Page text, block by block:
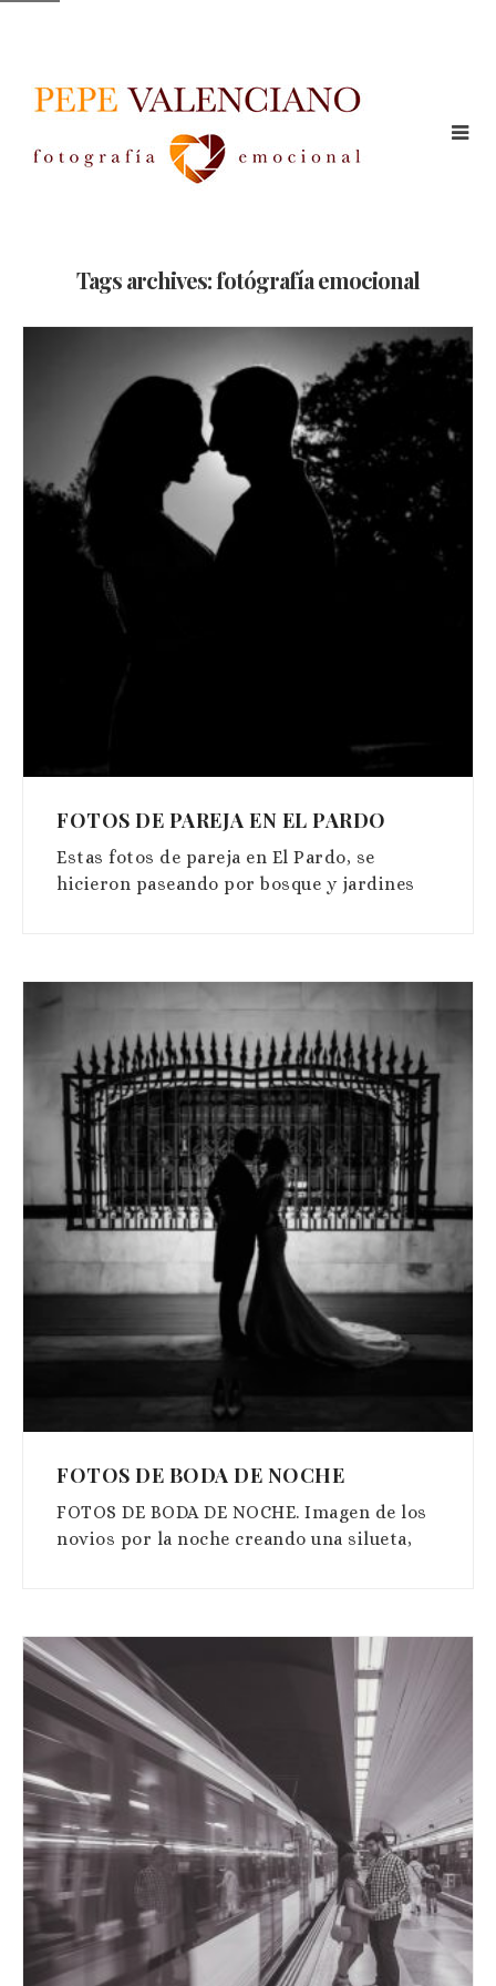
Tags archives: fotógrafía emocional
FOTOS DE PAREJA EN EL PARDO
Estas fotos de pareja en El Pardo, se
hicieron paseando por bosque y jardines
FOTOS DE BODA DE NOCHE
FOTOS DE BODA DE NOCHE. Imagen de los
novios por la noche creando una silueta,